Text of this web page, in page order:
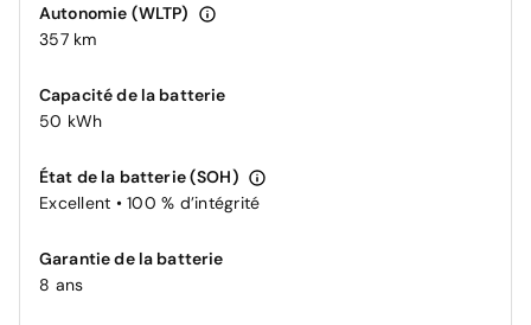
Autonomie (WLTP)
357 km
Capacité de la batterie
50 kWh
État de la batterie (SOH)
Excellent • 100 % d’intégrité
Garantie de la batterie
8 ans